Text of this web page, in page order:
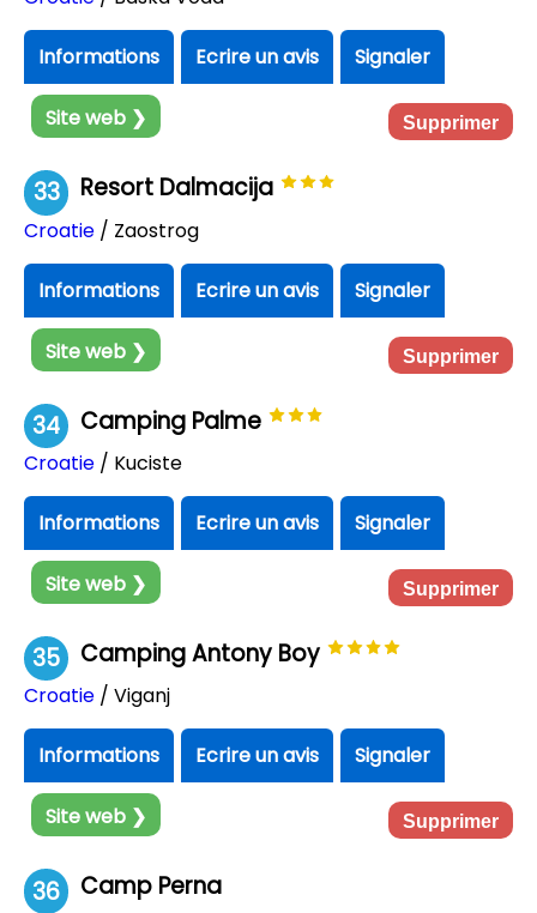
Informations Ecrire un avis Signaler
Site web ❯ Supprimer
33 Resort Dalmacija
Croatie / Zaostrog
Informations Ecrire un avis Signaler
Site web ❯ Supprimer
34 Camping Palme
Croatie / Kuciste
Informations Ecrire un avis Signaler
Site web ❯ Supprimer
35 Camping Antony Boy
Croatie / Viganj
Informations Ecrire un avis Signaler
Site web ❯ Supprimer
36 Camp Perna